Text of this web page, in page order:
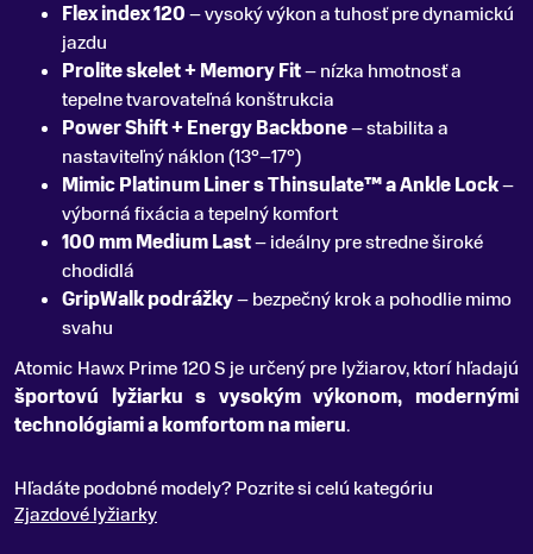
Flex index 120– vysoký výkon a tuhosť pre dynamickú
jazdu
Prolite skelet + Memory Fit– nízka hmotnosť a
tepelne tvarovateľná konštrukcia
Power Shift + Energy Backbone– stabilita a
nastaviteľný náklon (13°–17°)
Mimic Platinum Liner s Thinsulate™ a Ankle Lock–
výborná fixácia a tepelný komfort
100 mm Medium Last– ideálny pre stredne široké
chodidlá
GripWalk podrážky– bezpečný krok a pohodlie mimo
svahu
Atomic Hawx Prime 120 S je určený pre lyžiarov, ktorí hľadajú
športovú lyžiarku s vysokým výkonom, modernými
technológiami a komfortom na mieru.
Hľadáte podobné modely? Pozrite si celú kategóriu
Zjazdové lyžiarky